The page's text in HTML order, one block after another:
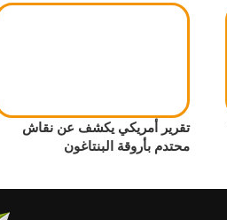
تقرير أمريكي يكشف عن نقاش
محتدم بأروقة البنتاغون